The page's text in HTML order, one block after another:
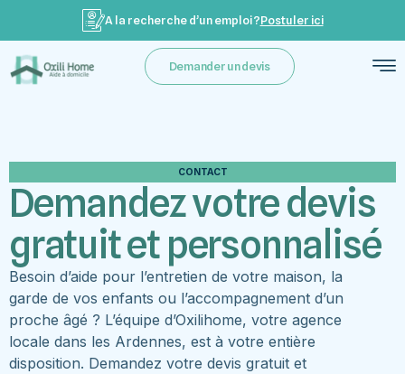
A la recherche d’un emploi ?Postuler ici
Demander un devis
CONTACT
Demandez votre devis
gratuit et personnalisé
Besoin d’aide pour l’entretien de votre maison, la
garde de vos enfants ou l’accompagnement d’un
proche âgé ? L’équipe d’Oxilihome, votre agence
locale dans les Ardennes, est à votre entière
disposition. Demandez votre devis gratuit et